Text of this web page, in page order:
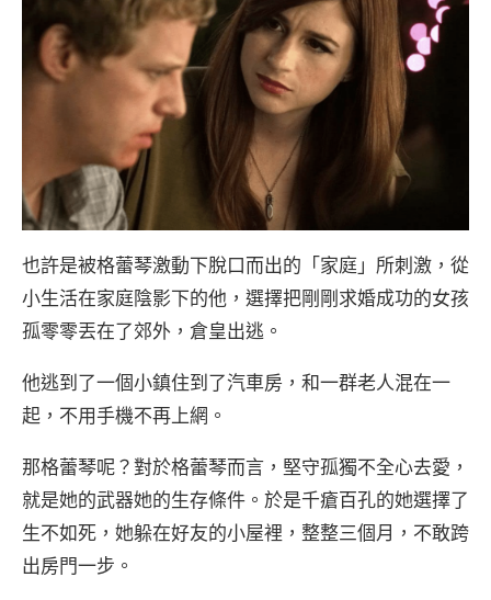
也許是被格蕾琴激動下脫口而出的「家庭」所刺激，從
小生活在家庭陰影下的他，選擇把剛剛求婚成功的女孩
孤零零丟在了郊外，倉皇出逃。
他逃到了一個小鎮住到了汽車房，和一群老人混在一
起，不用手機不再上網。
那格蕾琴呢？對於格蕾琴而言，堅守孤獨不全心去愛，
就是她的武器她的生存條件。於是千瘡百孔的她選擇了
生不如死，她躲在好友的小屋裡，整整三個月，不敢跨
出房門一步。